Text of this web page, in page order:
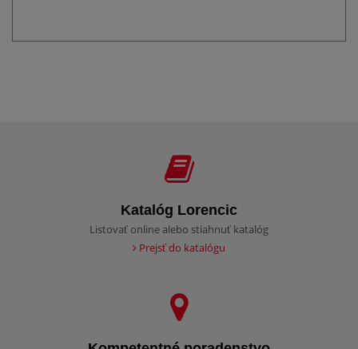
Katalóg Lorencic
Listovať online alebo stiahnuť katalóg
Prejsť do katalógu